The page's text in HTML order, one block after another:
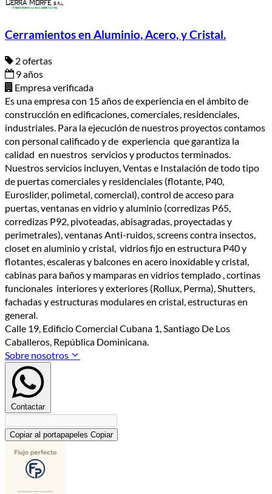
Cerramientos en Aluminio, Acero, y Cristal.
2 ofertas
9 años
Empresa verificada
Es una empresa con 15 años de experiencia en el ámbito de
construcción en edificaciones, comerciales, residenciales,
industriales. Para la ejecución de nuestros proyectos contamos
con personal calificado y de experiencia que garantiza la
calidad en nuestros servicios y productos terminados.
Nuestros servicios incluyen, Ventas e Instalación de todo tipo
de puertas comerciales y residenciales (flotante, P40,
Euroslider, polimetal, comercial), control de acceso para
puertas, ventanas en vidrio y aluminio (corredizas P65,
corredizas P92, pivoteadas, abisagradas, proyectadas y
perimetrales), ventanas Anti-ruidos, screens contra insectos,
closet en aluminio y cristal, vidrios fijo en estructura P40 y
flotantes, escaleras y balcones en acero inoxidable y cristal,
cabinas para baños y mamparas en vidrios templado , cortinas
funcionales interiores y exteriores (Rollux, Perma), Shutters,
fachadas y estructuras modulares en cristal, estructuras en
general.
Calle 19, Edificio Comercial Cubana 1, Santiago De Los
Caballeros, República Dominicana.
Sobre nosotros
Contactar
Copiar al portapapeles Copiar